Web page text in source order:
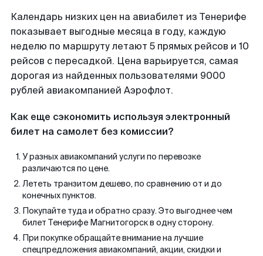
Календарь низких цен на авиабилет из Тенерифе
показывает выгодные месяца в году, каждую
неделю по маршруту летают 5 прямых рейсов и 10
рейсов с пересадкой. Цена варьируется, самая
дорогая из найденных пользователями 9000
рублей авиакомпанией Аэрофлот.
Как еще сэкономить используя электронный
билет на самолет без комиссии?
У разных авиакомпаний услуги по перевозке
различаются по цене.
Лететь транзитом дешево, по сравнению от и до
конечных пунктов.
Покупайте туда и обратно сразу. Это выгоднее чем
билет Тенерифе Магнитогорск в одну сторону.
При покупке обращайте внимание на лучшие
спецпредложения авиакомпаний, акции, скидки и